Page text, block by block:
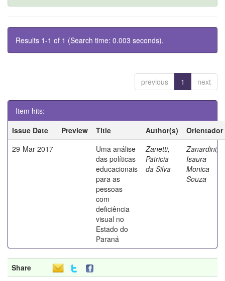
Results 1-1 of 1 (Search time: 0.003 seconds).
previous 1 next
Item hits:
Issue Date
Preview Title Author(s)
Orientador
29-Mar-2017
Uma análise
das políticas
educacionais
para as
pessoas
com
deficiência
visual no
Estado do
Paraná
Zanetti,
Patricia
da Silva
Zanardini,
Isaura
Monica
Souza
Share